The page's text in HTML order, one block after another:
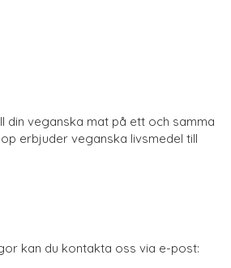
din veganska mat på ett och samma
erbjuder veganska livsmedel till
kan du kontakta oss via e-post: